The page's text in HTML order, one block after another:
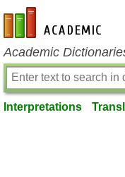
en-academic.com
Academic
Interpretations